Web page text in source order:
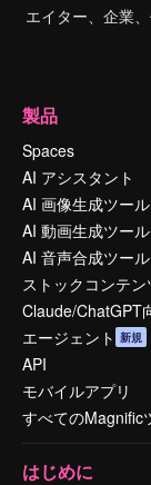
エイター、企業
製品
Spaces
AI アシスタント
AI 画像生成ツール
AI 動画生成ツール
AI 音声合成ツール
ストックコンテン
Claude/ChatGPT
エージェント 新規
API
モバイルアプリ
すべてのMagnific
はじめに